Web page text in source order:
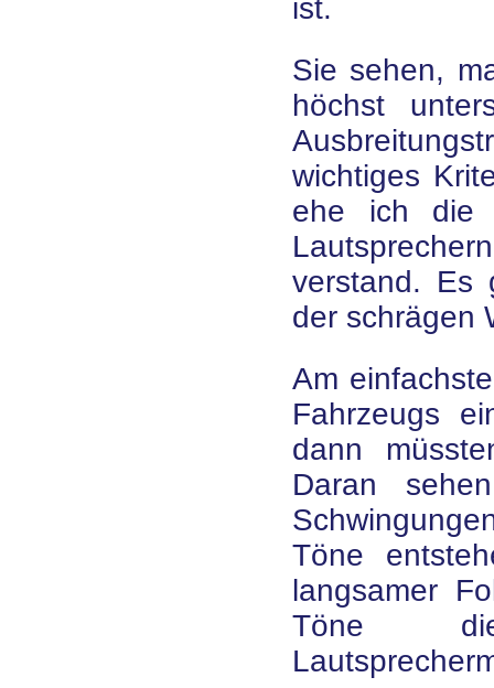
ist.
Sie sehen,
höchst
wichtiges
ehe ich die
verstand. Es
der schrägen
Am
Fahrzeugs
dann
Daran
Töne
langsamer
Töne